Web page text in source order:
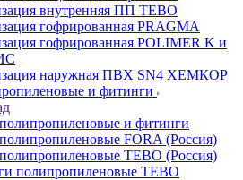
внутренняя ПП TEBO
гофрированная PRAGMA
гофрированная POLIMER K и
наружная ПВХ SN4 ХЕМКОР
и фитинги
и фитинги
FORA (Россия)
TEBO (Россия)
полипропиленовые TEBO